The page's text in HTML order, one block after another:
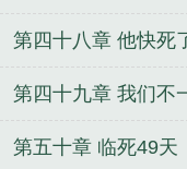
第四十八章 他快死
第四十九章 我们不
第五十章 临死49天